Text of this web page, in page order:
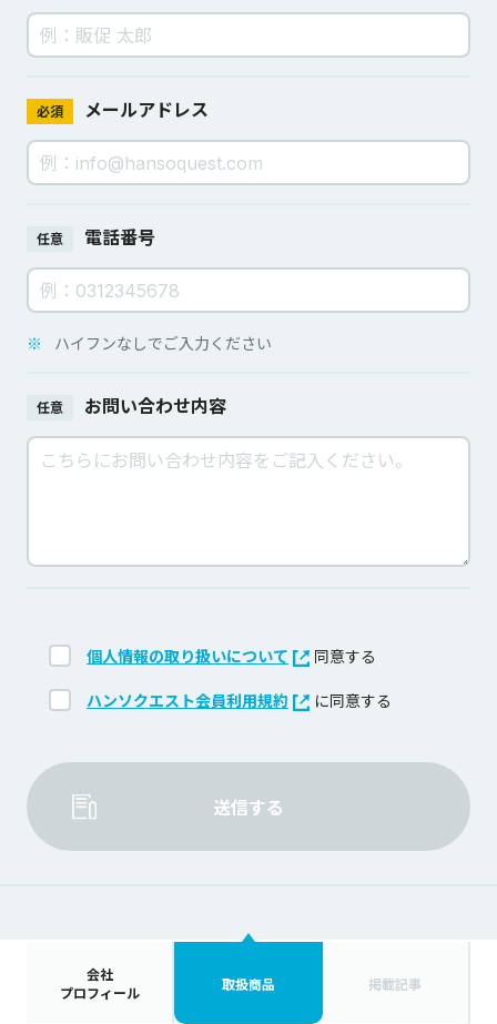
必須 メールアドレス
任意 電話番号
※ ハイフンなしでご入力ください
任意 お問い合わせ内容
個人情報の取り扱いについて 同意する
ハンソクエスト会員利用規約 に同意する
送信する
会社
プロフィール
取扱商品 掲載記事